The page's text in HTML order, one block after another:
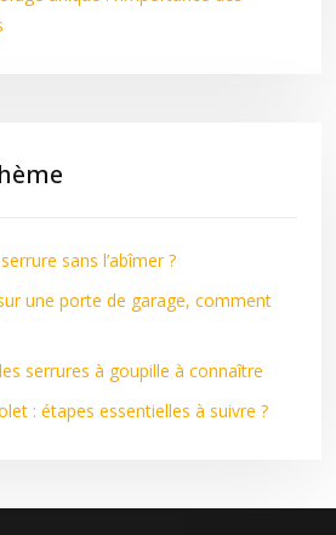
sans l’abîmer ?
une porte de garage, comment
serrures à goupille à connaître
: étapes essentielles à suivre ?